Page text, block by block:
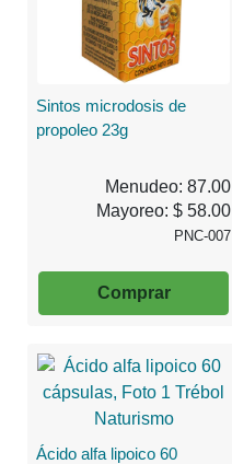
Sintos microdosis de
propoleo 23g
Menudeo: 87.00
Mayoreo: $ 58.00
PNC-007
Comprar
Ácido alfa lipoico 60